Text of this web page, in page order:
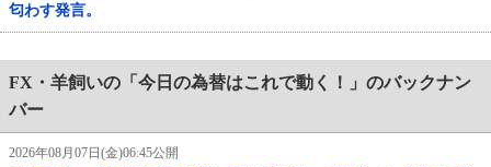
匂わす発言。
FX・羊飼いの「今日の為替はこれで動く！」のバックナン
バー
2026年08月07日(金)06:45公開